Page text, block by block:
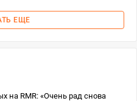
ЕЩЕ
на RMR: «Очень рад снова